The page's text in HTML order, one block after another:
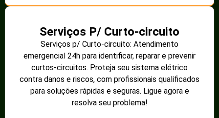
Serviços P/ Curto-circuito
Serviços p/ Curto-circuito: Atendimento
emergencial 24h para identificar, reparar e prevenir
curtos-circuitos. Proteja seu sistema elétrico
contra danos e riscos, com profissionais qualificados
para soluções rápidas e seguras. Ligue agora e
resolva seu problema!